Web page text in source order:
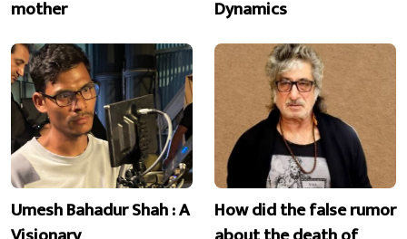
mother
Dynamics
Umesh Bahadur Shah : A
How did the false rumor